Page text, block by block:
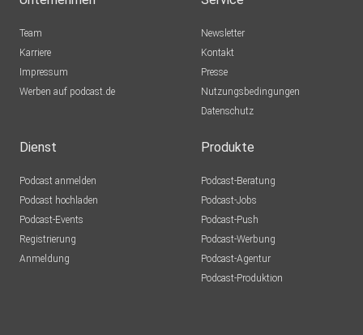
Team
Karriere
Impressum
Werben auf podcast.de
Newsletter
Kontakt
Presse
Nutzungsbedingungen
Datenschutz
Dienst
Podcast anmelden
Podcast hochladen
Podcast-Events
Registrierung
Anmeldung
Produkte
Podcast-Beratung
Podcast-Jobs
Podcast-Push
Podcast-Werbung
Podcast-Agentur
Podcast-Produktion